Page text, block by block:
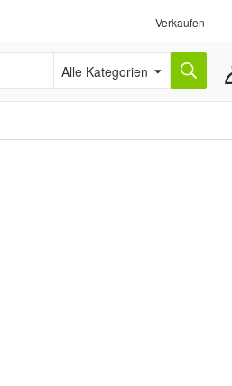
Verkaufen
Alle Kategorien